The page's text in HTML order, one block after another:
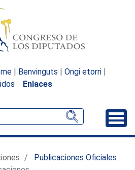
| Benvinguts | Ongi etorri |
Enlaces
Publicaciones Oficiales